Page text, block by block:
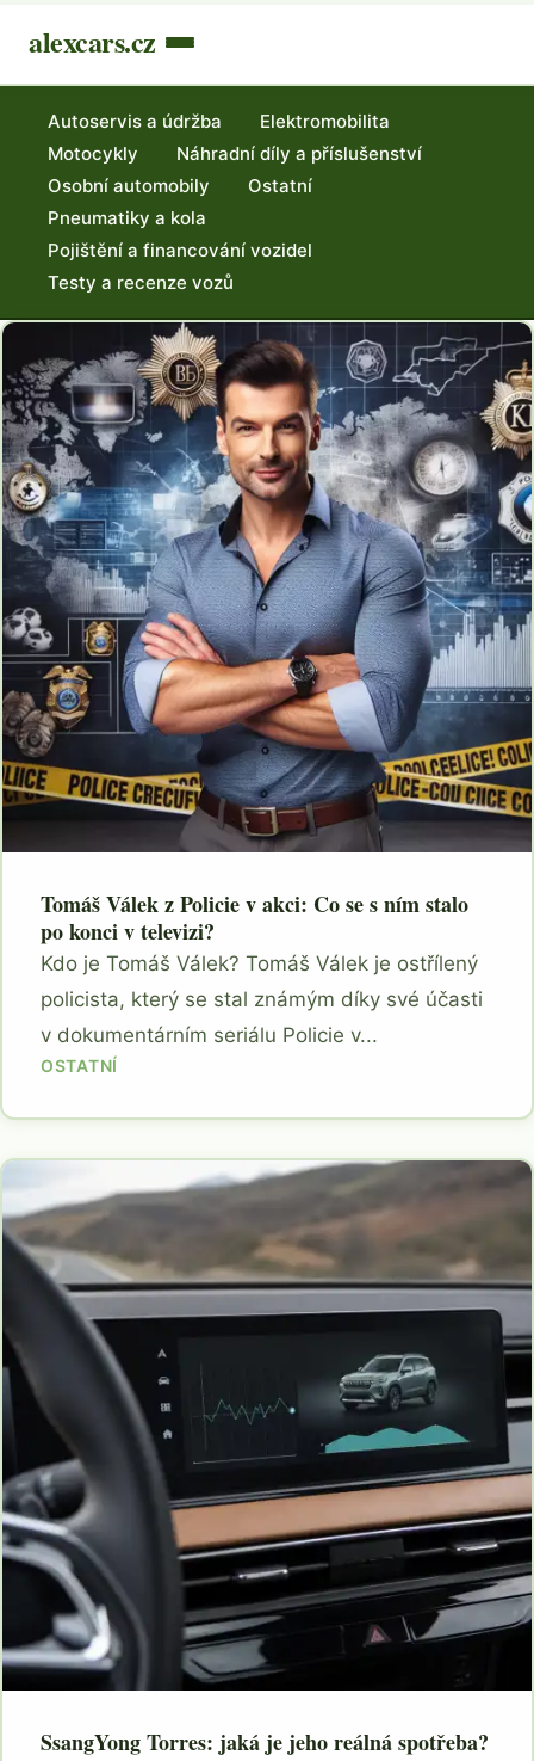
alexcars.cz
Autoservis a údržba
Elektromobilita
Motocykly
Náhradní díly a příslušenství
Osobní automobily
Ostatní
Pneumatiky a kola
Pojištění a financování vozidel
Testy a recenze vozů
Tomáš Válek z Policie v akci: Co se s ním stalo
po konci v televizi?
Kdo je Tomáš Válek? Tomáš Válek je ostřílený
policista, který se stal známým díky své účasti
v dokumentárním seriálu Policie v...
OSTATNÍ
SsangYong Torres: jaká je jeho reálná spotřeba?